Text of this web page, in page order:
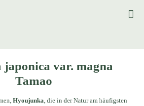
japonica var. magna
Tamao
Hyoujunka, die in der Natur am häufigsten